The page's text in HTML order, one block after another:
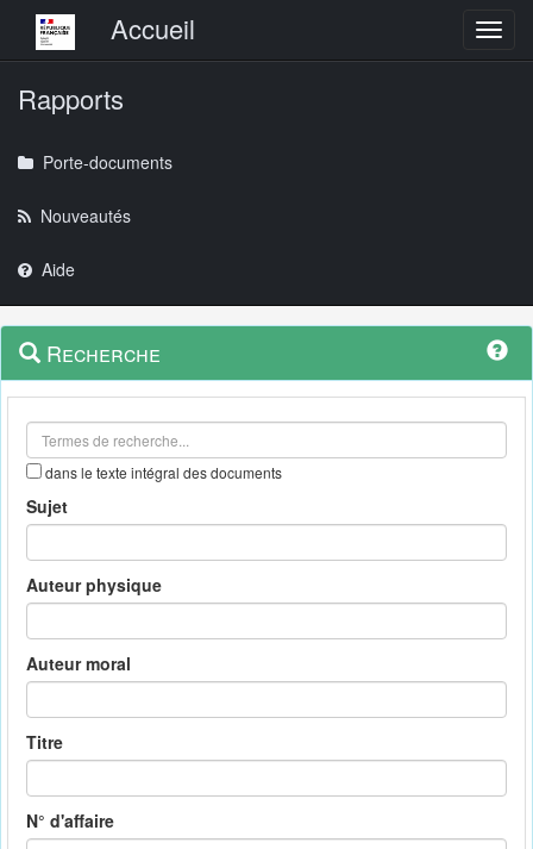
Menu principalAccueil
Rapports
Porte-documents
Nouveautés
Aide
Navigation
outils
Menu
contextuel
Recherche
dans le texte intégral des documents
Sujet
Auteur physique
Auteur moral
Titre
N° d'affaire